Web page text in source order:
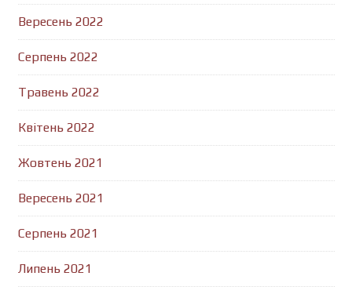
Вересень 2022
Серпень 2022
Травень 2022
Квітень 2022
Жовтень 2021
Вересень 2021
Серпень 2021
Липень 2021